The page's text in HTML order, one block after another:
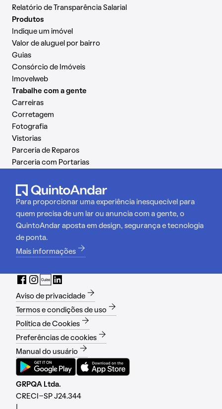
Relatório de Transparência Salarial
Produtos
Indique um imóvel
Valor de aluguel por bairro
Guias
Consórcio de Imóveis
Imovelweb
Trabalhe com a gente
Carreiras
Corretagem
Fotografia
Vistorias
Parceria de Reparos
Parceria com Portarias
Para proporcionar uma experiência inesquecível para
quem precisa de um lar ou anuncia com a gente, o
QuintoAndar aposta em design, segurança e tecnologia
de ponta.
Mais informações
Aviso de privacidade
Termos e condições de uso
Política de Cookies
Preferências de cookies
Manual do usuário
GRPQA Ltda.
CRECI-SP J24.344